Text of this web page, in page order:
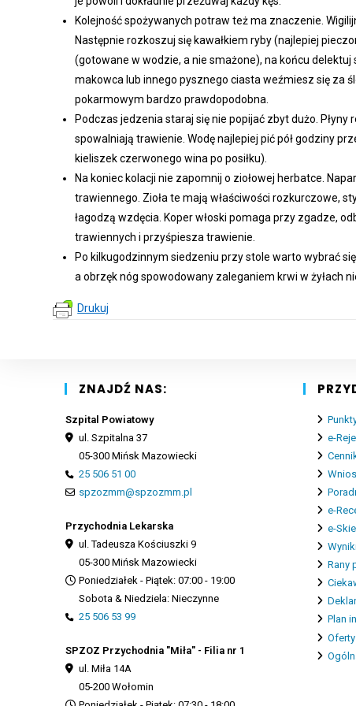
Kolejność spożywanych potraw też ma znaczenie.
Następnie rozkoszuj się kawałkiem ryby (najlepiej
(gotowane w wodzie, a nie smażone), na końcu
makowca lub innego pysznego ciasta weźmiesz się za
pokarmowym bardzo prawdopodobna.
Podczas jedzenia staraj się nie popijać zbyt dużo.
spowalniają trawienie. Wodę najlepiej pić pół godziny
kieliszek czerwonego wina po posiłku).
Na koniec kolacji nie zapomnij o ziołowej herbatce.
trawiennego. Zioła te mają właściwości rozkurczowe,
łagodzą wzdęcia. Koper włoski pomaga przy zgadze,
trawiennych i przyśpiesza trawienie.
Po kilkugodzinnym siedzeniu przy stole warto wybrać
a obrzęk nóg spowodowany zaleganiem krwi w żyłach
Drukuj
ZNAJDŹ NAS:
Szpital Powiatowy
ul. Szpitalna 37
05-300 Mińsk Mazowiecki
25 506 51 00
spzozmm@spzozmm.pl
Przychodnia Lekarska
ul. Tadeusza Kościuszki 9
05-300 Mińsk Mazowiecki
Poniedziałek - Piątek: 07:00 - 19:00
Sobota & Niedziela: Nieczynne
25 506 53 99
SPZOZ Przychodnia "Miła" - Filia nr 1
ul. Miła 14A
05-200 Wołomin
e-
e-
e-
Rany
Plan